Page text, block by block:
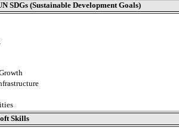
SDGs (Sustainable Development Goals)
Skills